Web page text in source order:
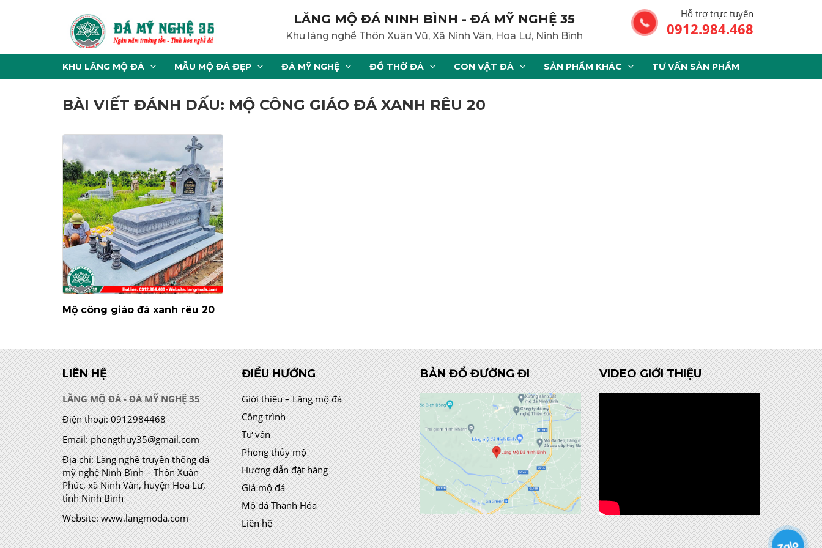
LĂNG MỘ ĐÁ NINH BÌNH - ĐÁ MỸ NGHỆ 35
Khu làng nghề Thôn Xuân Vũ, Xã Ninh Vân, Hoa Lư, Ninh Bình
Hỗ trợ trực tuyến
0912.984.468
KHU LĂNG MỘ ĐÁ MẪU MỘ ĐÁ ĐẸP ĐÁ MỸ NGHỆ ĐỒ THỜ ĐÁ CON VẬT ĐÁ SẢN PHẨM KHÁC TƯ VẤN SẢN PHẨM
BÀI VIẾT ĐÁNH DẤU: MỘ CÔNG GIÁO ĐÁ XANH RÊU 20
Mộ công giáo đá xanh rêu 20
LIÊN HỆ
LĂNG MỘ ĐÁ - ĐÁ MỸ NGHỆ 35
Điện thoại: 0912984468
Email: phongthuy35@gmail.com
Địa chỉ:Làng nghề truyền thống đá
mỹ nghệ Ninh Bình – Thôn Xuân
Phúc, xã Ninh Vân, huyện Hoa Lư,
tỉnh Ninh Bình
Website: www.langmoda.com
ĐIỀU HƯỚNG
Giới thiệu – Lăng mộ đá
Công trình
Tư vấn
Phong thủy mộ
Hướng dẫn đặt hàng
Giá mộ đá
Mộ đá Thanh Hóa
Liên hệ
BẢN ĐỒ ĐƯỜNG ĐI VIDEO GIỚI THIỆU